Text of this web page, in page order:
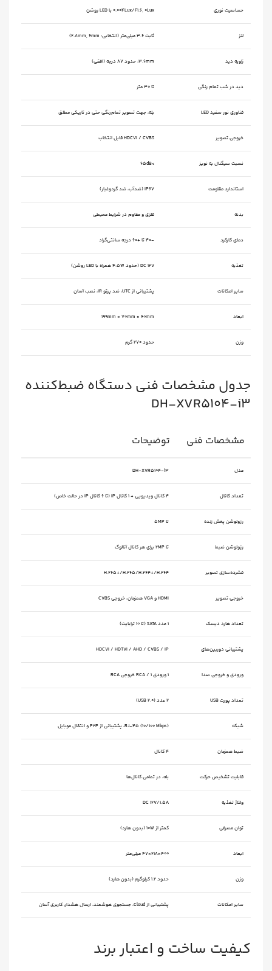
حساسیت نوری 0.004Lux/F1.6, 0Lux با LED روشن
لنز ثابت 3.6 میلی‌متر (انتخابی: 2.8mm, 6mm)
زاویه دید 3.6mm: حدود 87 درجه (افقی)
دید در شب تمام رنگی تا ۳۰ متر
فناوری نور سفید LED بله، جهت تصویر تمام‌رنگی حتی در تاریکی مطلق
خروجی تصویر HDCVI / CVBS قابل انتخاب
نسبت سیگنال به نویز >65dB
استاندارد مقاومت IP67 (ضدآب، ضد گردوغبار)
بدنه فلزی و مقاوم در شرایط محیطی
دمای کارکرد -40 تا +60 درجه سانتی‌گراد
تغذیه DC 12V (حدود 4.5W همراه با LED روشن)
سایر امکانات پشتیبانی از UTC، ضد پرتو IR، نصب آسان
ابعاد 199mm × 70mm × 60mm
وزن حدود 270 گرم
جدول مشخصات فنی دستگاه ضبط‌کننده
DH-XVR5104-i3
مشخصات فنی توضیحات
مدل DH-XVR5104-i3
تعداد کانال ۴ کانال ویدیویی + ۱ کانال IP (تا ۶ کانال IP در حالت خاص)
رزولوشن پخش زنده تا 5MP
رزولوشن ضبط تا 2MP برای هر کانال آنالوگ
فشرده‌سازی تصویر H.265+/H.265/H.264+/H.264
خروجی تصویر HDMI و VGA همزمان، خروجی CVBS
تعداد هارد دیسک ۱ عدد SATA (تا ۱۰ ترابایت)
پشتیبانی دوربین‌های HDCVI / HDTVI / AHD / CVBS / IP
ورودی و خروجی صدا 1 ورودی RCA / 1 خروجی RCA
تعداد پورت USB ۲ عدد (USB 2.0)
شبکه RJ-45 (10/100 Mbps)، پشتیبانی از P2P و انتقال موبایل
ضبط همزمان ۴ کانال
قابلیت تشخیص حرکت بله، در تمامی کانال‌ها
ولتاژ تغذیه DC 12V/1.5A
توان مصرفی کمتر از 10W (بدون هارد)
ابعاد ۴۰۰×۲۱۸×۴۷ میلی‌متر
وزن حدود ۱.۲ کیلوگرم (بدون هارد)
سایر امکانات پشتیبانی از Cloud، جستجوی هوشمند، ارسال هشدار، کاربری آسان
کیفیت ساخت و اعتبار برند